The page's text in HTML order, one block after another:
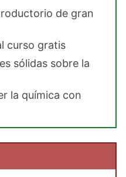
de gran
curso gratis
sólidas sobre la
la química con